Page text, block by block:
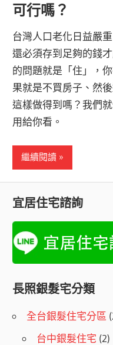
可行嗎？
台灣人口老化日益嚴
還必須存到足夠的錢
的問題就是「住」，
果就是不買房子、然
這樣做得到嗎？我們
用給你看。
繼續閱讀
宜居住宅諮詢
長照銀髮宅分類
全台銀髮住宅分區
台中銀髮住宅 (2)